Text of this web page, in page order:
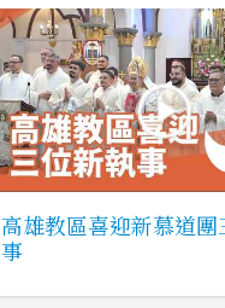
高雄教區喜迎新慕道團
事